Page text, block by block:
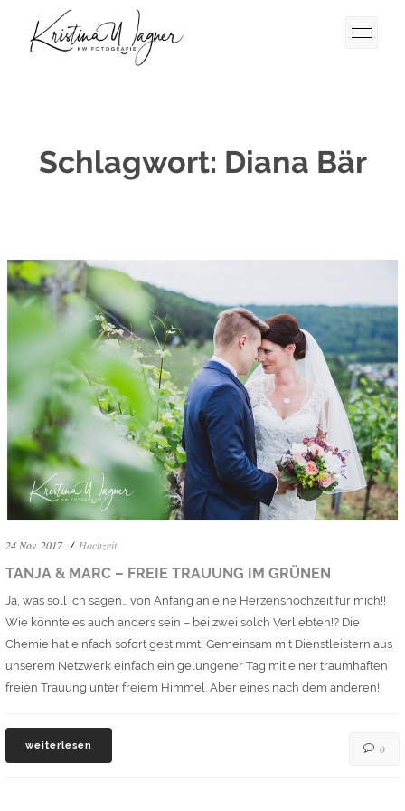
Schlagwort: Diana Bär
24 Nov. 2017 Hochzeit
TANJA & MARC – FREIE TRAUUNG IM GRÜNEN
Ja, was soll ich sagen… von Anfang an eine Herzenshochzeit für mich!!
Wie könnte es auch anders sein – bei zwei solch Verliebten!? Die
Chemie hat einfach sofort gestimmt! Gemeinsam mit Dienstleistern aus
unserem Netzwerk einfach ein gelungener Tag mit einer traumhaften
freien Trauung unter freiem Himmel. Aber eines nach dem anderen!
weiterlesen 0